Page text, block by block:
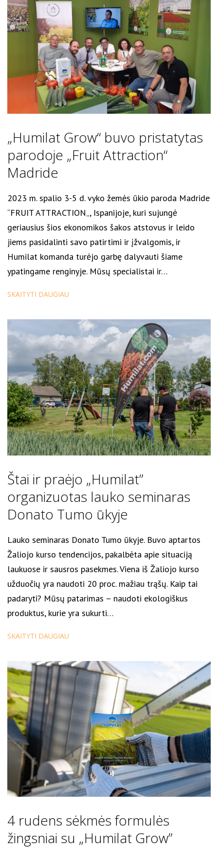
„Humilat Grow“ buvo pristatytas
parodoje „Fruit Attraction“
Madride
2023 m. spalio 3-5 d. vyko žemės ūkio paroda Madride
“FRUIT ATTRACTION„, Ispanijoje, kuri sujungė
geriausius šios ekonomikos šakos atstovus ir leido
jiems pasidalinti savo patirtimi ir įžvalgomis, ir
Humilat komanda turėjo garbę dalyvauti šiame
ypatingame renginyje. Mūsų specialistai ir…
SKAITYTI DAUGIAU
Štai ir praėjo „Humilat”
organizuotas lauko seminaras
Donato Tumo ūkyje
Lauko seminaras Donato Tumo ūkyje. Buvo aptartos
Žaliojo kurso tendencijos, pakalbėta apie situaciją
laukuose ir sausros pasekmes. Viena iš Žaliojo kurso
užduočių yra naudoti 20 proc. mažiau trąšų. Kaip tai
padaryti? Mūsų patarimas – naudoti ekologiškus
produktus, kurie yra sukurti…
SKAITYTI DAUGIAU
4 rudens sėkmės formulės
žingsniai su „Humilat Grow”